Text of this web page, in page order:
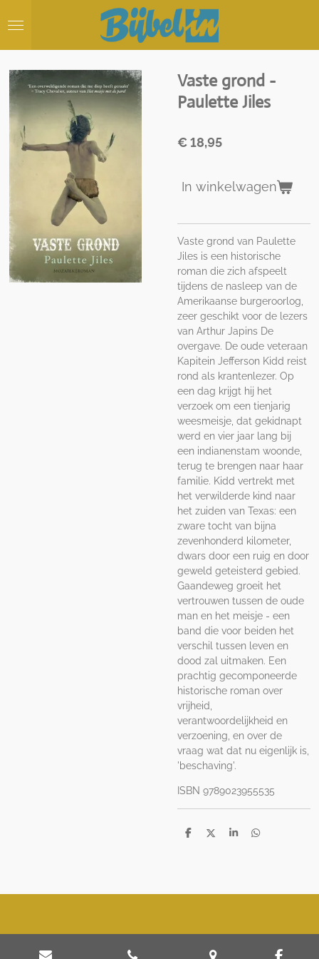
direct
hoofdinhoud
Vaste grond -
Paulette Jiles
€ 18,95
In winkelwagen
Vaste grond van Paulette
Jiles is een historische
roman die zich afspeelt
tijdens de nasleep van de
Amerikaanse burgeroorlog,
zeer geschikt voor de lezers
van Arthur Japins De
overgave. De oude veteraan
Kapitein Jefferson Kidd reist
rond als krantenlezer. Op
een dag krijgt hij het
verzoek om een tienjarig
weesmeisje, dat gekidnapt
werd en vier jaar lang bij
een indianenstam woonde,
terug te brengen naar haar
familie. Kidd vertrekt met
het verwilderde kind naar
het zuiden van Texas: een
zware tocht van bijna
zevenhonderd kilometer,
dwars door een ruig en door
geweld geteisterd gebied.
Gaandeweg groeit het
vertrouwen tussen de oude
man en het meisje - een
band die voor beiden het
verschil tussen leven en
dood zal uitmaken. Een
prachtig gecomponeerde
historische roman over
vrijheid,
verantwoordelijkheid en
verzoening, en over de
vraag wat dat nu eigenlijk is,
'beschaving'.
ISBN 9789023955535
D
D
S
D